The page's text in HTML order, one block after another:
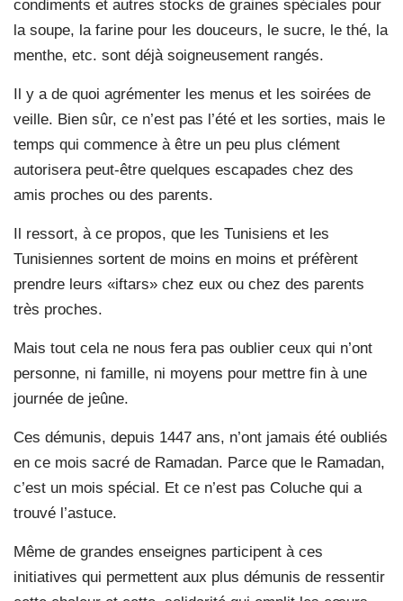
condiments et autres stocks de graines spéciales pour
la soupe, la farine pour les douceurs, le sucre, le thé, la
menthe, etc. sont déjà soigneusement rangés.
Il y a de quoi agrémenter les menus et les soirées de
veille. Bien sûr, ce n’est pas l’été et les sorties, mais le
temps qui commence à être un peu plus clément
autorisera peut-être quelques escapades chez des
amis proches ou des parents.
Il ressort, à ce propos, que les Tunisiens et les
Tunisiennes sortent de moins en moins et préfèrent
prendre leurs «iftars» chez eux ou chez des parents
très proches.
Mais tout cela ne nous fera pas oublier ceux qui n’ont
personne, ni famille, ni moyens pour mettre fin à une
journée de jeûne.
Ces démunis, depuis 1447 ans, n’ont jamais été oubliés
en ce mois sacré de Ramadan. Parce que le Ramadan,
c’est un mois spécial. Et ce n’est pas Coluche qui a
trouvé l’astuce.
Même de grandes enseignes participent à ces
initiatives qui permettent aux plus démunis de ressentir